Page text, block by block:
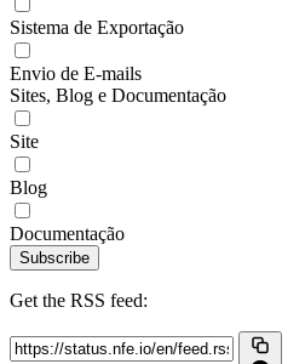
Sistema de Exportação
Envio de E-mails
Sites, Blog e Documentação
Site
Blog
Documentação
Subscribe
Get the RSS feed: